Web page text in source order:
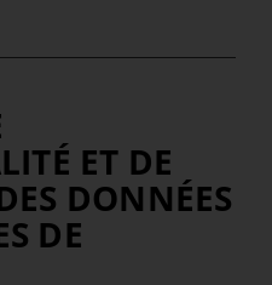
ET DE
DONNÉES
DE